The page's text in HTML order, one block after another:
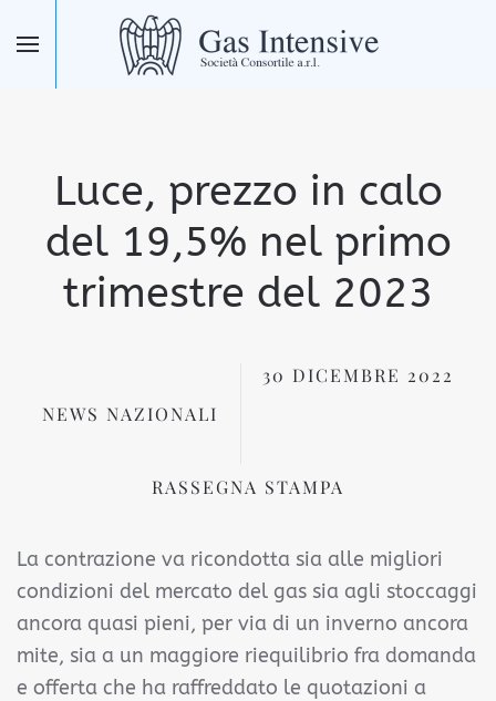
Skip to main content
Luce, prezzo in calo
del 19,5% nel primo
trimestre del 2023
NEWS NAZIONALI
30 DICEMBRE 2022
RASSEGNA STAMPA
La contrazione va ricondotta sia alle migliori
condizioni del mercato del gas sia agli stoccaggi
ancora quasi pieni, per via di un inverno ancora
mite, sia a un maggiore riequilibrio fra domanda
e offerta che ha raffreddato le quotazioni a